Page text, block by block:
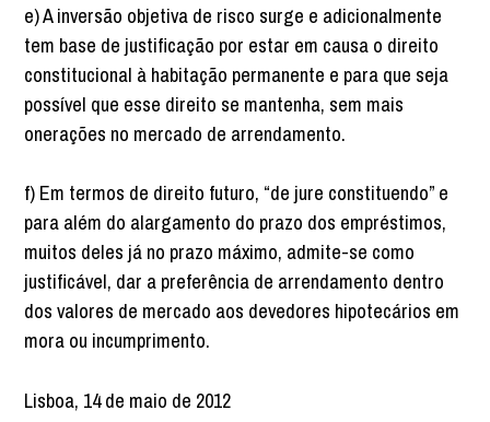
e) A inversão objetiva de risco surge e adicionalmente
tem base de justificação por estar em causa o direito
constitucional à habitação permanente e para que seja
possível que esse direito se mantenha, sem mais
onerações no mercado de arrendamento.
f) Em termos de direito futuro, “de jure constituendo” e
para além do alargamento do prazo dos empréstimos,
muitos deles já no prazo máximo, admite-se como
justificável, dar a preferência de arrendamento dentro
dos valores de mercado aos devedores hipotecários em
mora ou incumprimento.
Lisboa, 14 de maio de 2012